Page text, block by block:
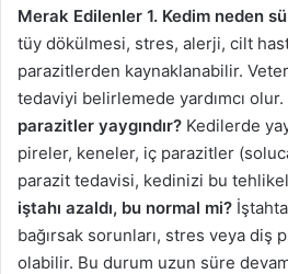
Merak Edilenler 1. Kedim neden
tüy dökülmesi, stres, alerji, cilt
parazitlerden kaynaklanabilir.
tedaviyi belirlemede yardımcı olur.
parazitler yaygındır? Kedilerde
pireler, keneler, iç parazitler
parazit tedavisi, kedinizi bu
iştahı azaldı, bu normal mi?
bağırsak sorunları, stres veya diş
olabilir. Bu durum uzun süre